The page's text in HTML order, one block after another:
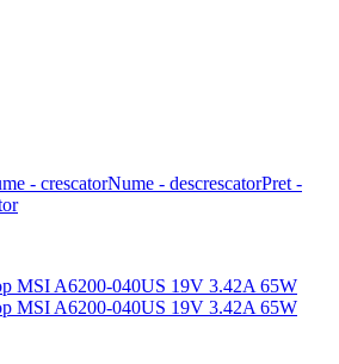
- crescatorNume - descrescatorPret -